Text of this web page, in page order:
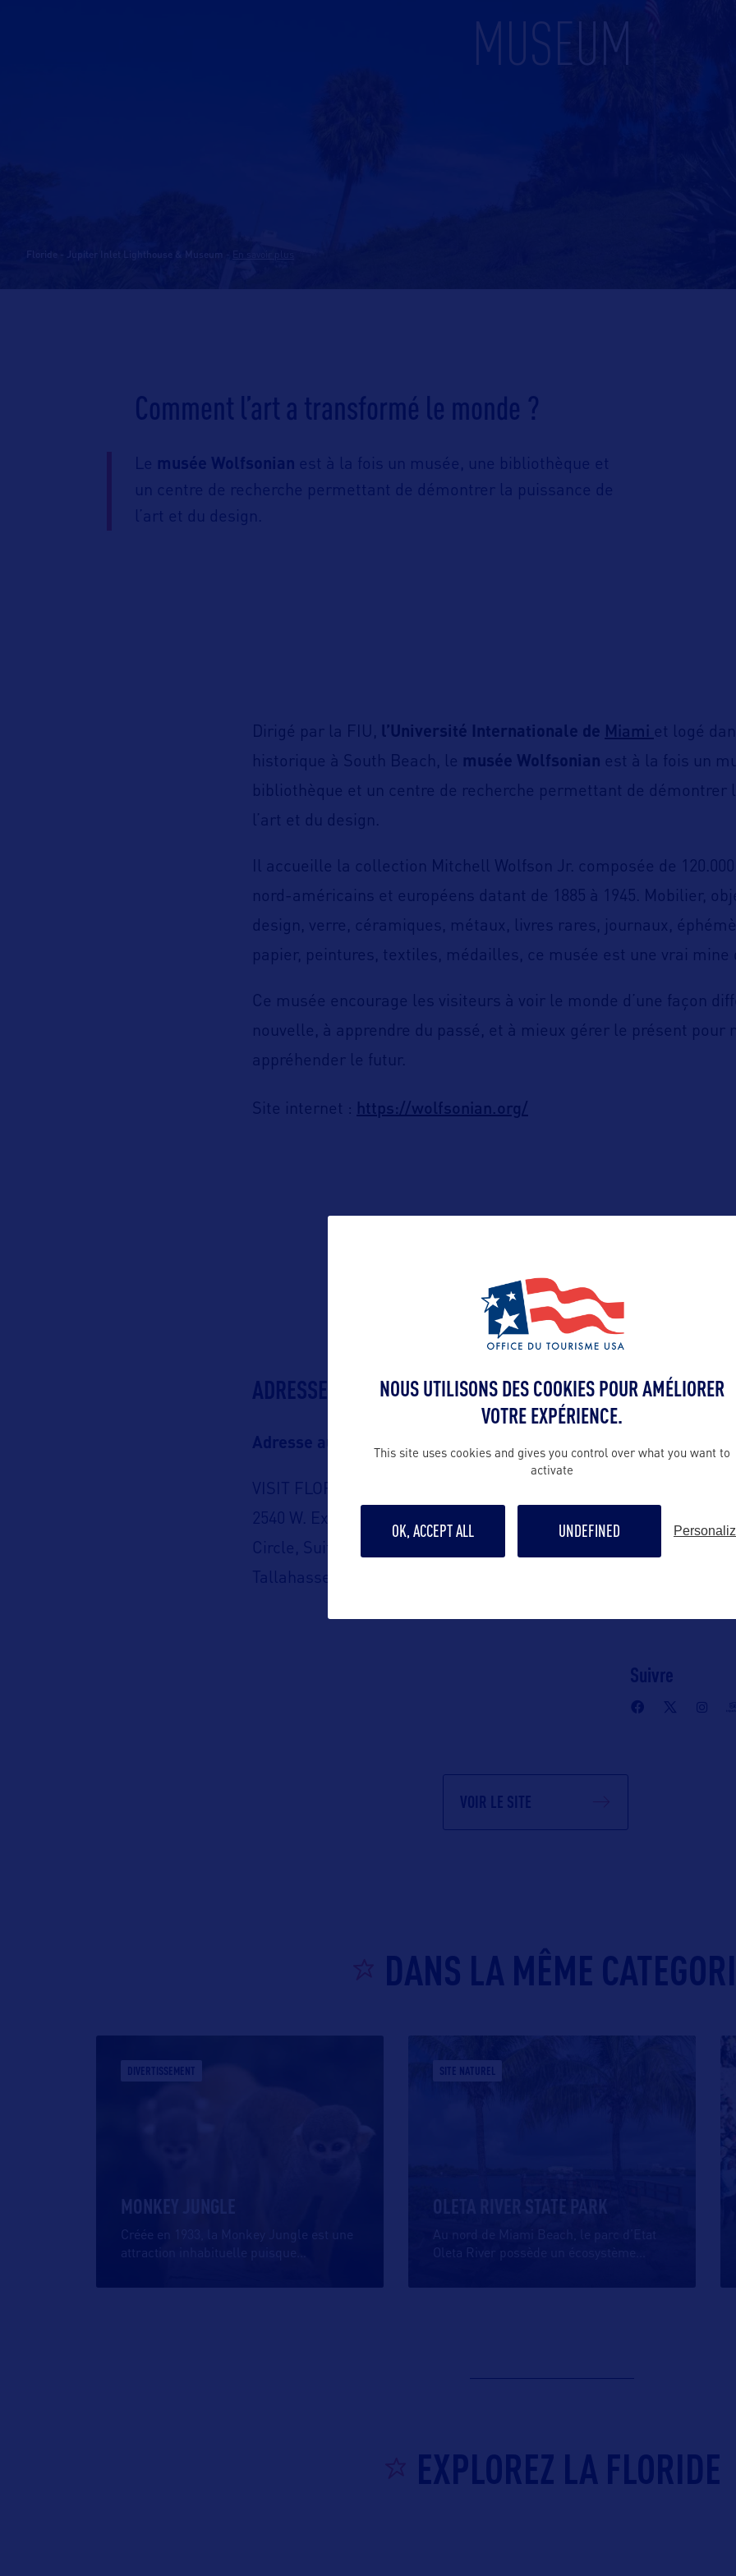
MUSEUM
Floride - Jupiter Inlet Lighthouse & Museum
Comment l’art a transformé le monde ?
Le musée Wolfsonian est à la fois un musée, une bibliothèque et
un centre de recherche permettant de démontrer la puissance de
l’art et du design.
Dirigé par la FIU, l’Université Internationale de Miami et logé
historique à South Beach, le musée Wolfsonian est à la fois un
bibliothèque et un centre de recherche permettant de démontrer
l’art et du design.
Il accueille la collection Mitchell Wolfson Jr. composée de
nord-américains et européens datant de 1885 à 1945. Mobilier,
design, verre, céramiques, métaux, livres rares, journaux,
papier, peintures, textiles, médailles, ce musée est une vrai mine
Ce musée encourage les visiteurs à voir le monde d’une façon
nouvelle, à apprendre du passé, et à mieux gérer le présent pour
appréhender le futur.
Site internet : https://wolfsonian.org/
ALLEZ PLUS LOIN
ADRESSES
Adresse aux USA :
VISIT FLORIDA
2540 W. Executive Center
Circle, Suite 200
Tallahassee, Florida 32301 –
Contact presse
https://
Suivre
VOIR LE SITE
DANS LA MÊME
DIVERTISSEMENT
MONKEY JUNGLE
Créée en 1933, la Monkey Jungle est une
attraction inhabituelle puisque
SITE NATUREL
OLETA RIVER STATE PARK
Au nord de Miami Beach, le parc d’Etat
Oleta River possède un écosystème
EXPLOREZ LA FLORIDE
NOUS UTILISONS DES COOKIES POUR AMÉLIORER
VOTRE EXPÉRIENCE.
This site uses cookies and gives you control over what you want to
activate
OK, ACCEPT ALL UNDEFINED